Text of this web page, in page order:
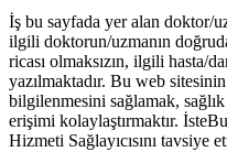
İş bu sayfada yer alan doktor/
ilgili doktorun/uzmanın
ricası olmaksızın, ilgili hasta/
yazılmaktadır. Bu web
bilgilenmesini sağlamak,
erişimi kolaylaştırmaktır.
Hizmeti Sağlayıcısını tavsiye